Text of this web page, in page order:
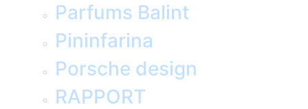
Parfums Balint
Pininfarina
Porsche design
RAPPORT